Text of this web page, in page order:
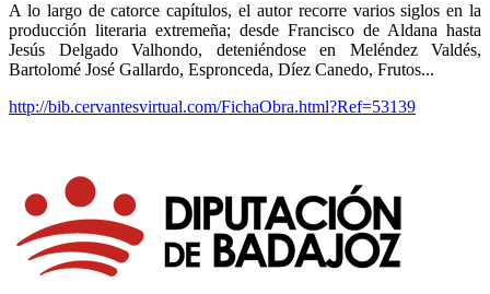
A lo largo de catorce capítulos, el autor recorre varios siglos en la
producción literaria extremeña; desde Francisco de Aldana hasta
Jesús Delgado Valhondo, deteniéndose en Meléndez Valdés,
Bartolomé José Gallardo, Espronceda, Díez Canedo, Frutos...
http://bib.cervantesvirtual.com/FichaObra.html?Ref=53139